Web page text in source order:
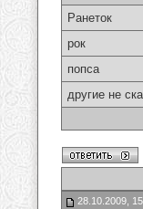
Ранеток
рок
попса
другие не
28.10.2009,